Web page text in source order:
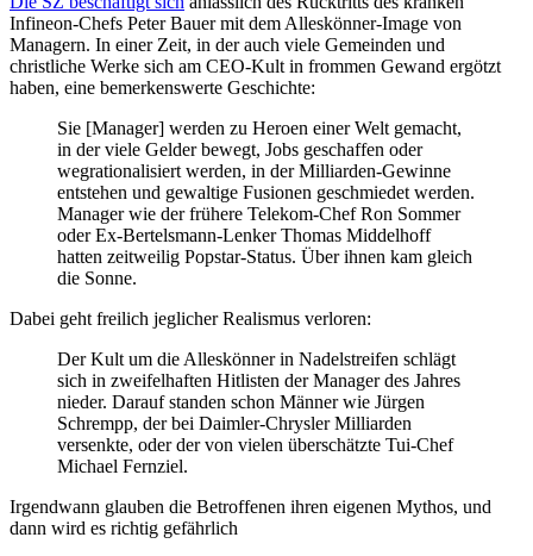
Infineon-Chefs Peter Bauer mit dem Alleskönner-Image von
Managern. In einer Zeit, in der auch viele Gemeinden und
christliche Werke sich am CEO-Kult in frommen Gewand ergötzt
haben, eine bemerkenswerte Geschichte:
Sie [Manager] werden zu Heroen einer Welt gemacht,
in der viele Gelder bewegt, Jobs geschaffen oder
wegrationalisiert werden, in der Milliarden-Gewinne
entstehen und gewaltige Fusionen geschmiedet werden.
Manager wie der frühere Telekom-Chef Ron Sommer
oder Ex-Bertelsmann-Lenker Thomas Middelhoff
hatten zeitweilig Popstar-Status. Über ihnen kam gleich
die Sonne.
Dabei geht freilich jeglicher Realismus verloren:
Der Kult um die Alleskönner in Nadelstreifen schlägt
sich in zweifelhaften Hitlisten der Manager des Jahres
nieder. Darauf standen schon Männer wie Jürgen
Schrempp, der bei Daimler-Chrysler Milliarden
versenkte, oder der von vielen überschätzte Tui-Chef
Michael Fernziel.
Irgendwann glauben die Betroffenen ihren eigenen Mythos, und
dann wird es richtig gefährlich